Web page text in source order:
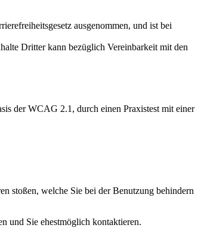
ausgenommen, und ist bei
Dritter kann bezüglich Vereinbarkeit mit den
der WCAG 2.1, durch einen Praxistest mit einer
stoßen, welche Sie bei der Benutzung behindern
und Sie ehestmöglich kontaktieren.